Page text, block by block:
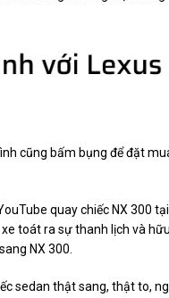
cũng bấm bụng để đặt
quay chiếc NX 300
toát ra sự thanh lịch và
NX 300.
sedan thật sang, thật to,